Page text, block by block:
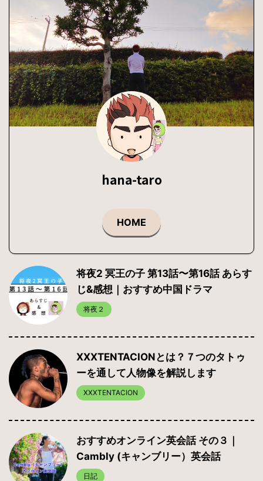
岐山（きさん）の助けも借
り、寧缺は襲い来る者たちを
hana-taro
HOME
将夜2 冥王の子 第13話〜第16話 あらす
じ&感想｜おすすめ中国ドラマ
将夜２
XXXTENTACIONとは？７つのタトゥ
ーを通して人物像を解説します
XXXTENTACION
おすすめオンライン英会話 その３｜
Cambly (キャンブリー）英会話
日記